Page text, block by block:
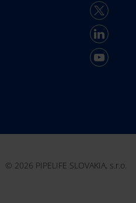
© 2026 PIPELIFE SLOVAKIA, s.r.o.